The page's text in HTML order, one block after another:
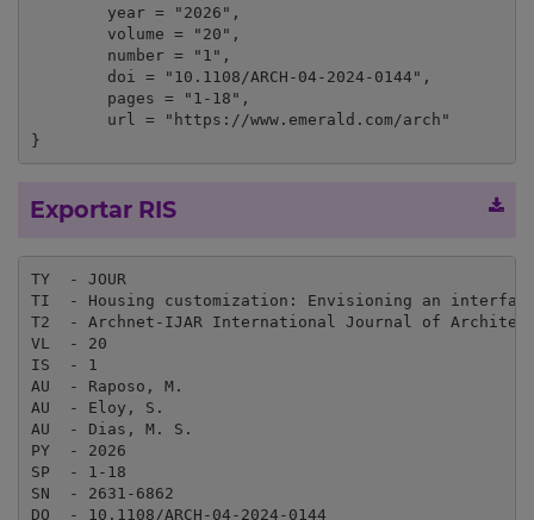
}
Exportar RIS
TY  - JOUR
TI  - Housing customization: Envisioning an
T2  - Archnet-IJAR International Journal of
VL  - 20
IS  - 1
AU  - Raposo, M.
AU  - Eloy, S.
AU  - Dias, M. S.
PY  - 2026
SP  - 1-18
SN  - 2631-6862
DO  - 10.1108/ARCH-04-2024-0144